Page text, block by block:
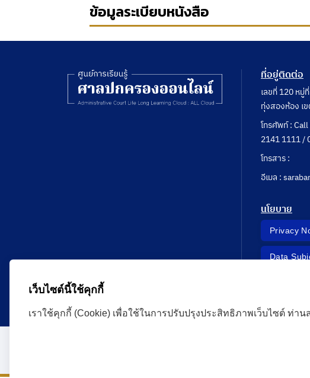
ข้อมูลระเบียบหนังสือ
ที่อยู่ติดต่อ
เลขที่ 120 ห
ทุ่งสองห้อง เ
โทรศัพท์ :
2141 1111 /
โทรสาร :
อีเมล :
นโยบาย
Privacy
Data
เว็บไซต์นี้ใช้คุกกี้
เราใช้คุกกี้ (Cookie) เพื่อใช้ในการปรับปรุงประสิทธิภาพเว็บไซต์ ท่